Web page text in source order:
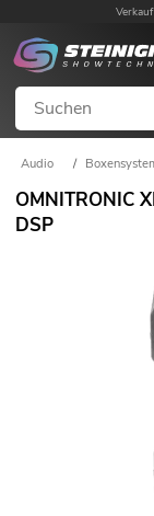
Audio /
OMNITRONIC
DSP